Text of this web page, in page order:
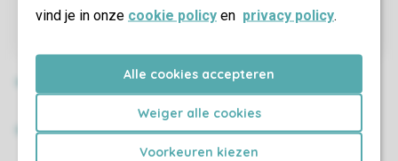
vind je in onze cookie policy en privacy policy.
Alle cookies accepteren
Weiger alle cookies
Voorkeuren kiezen